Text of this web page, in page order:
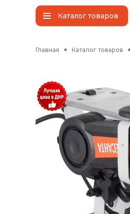
Каталогтоваров
Главная Каталог товаров